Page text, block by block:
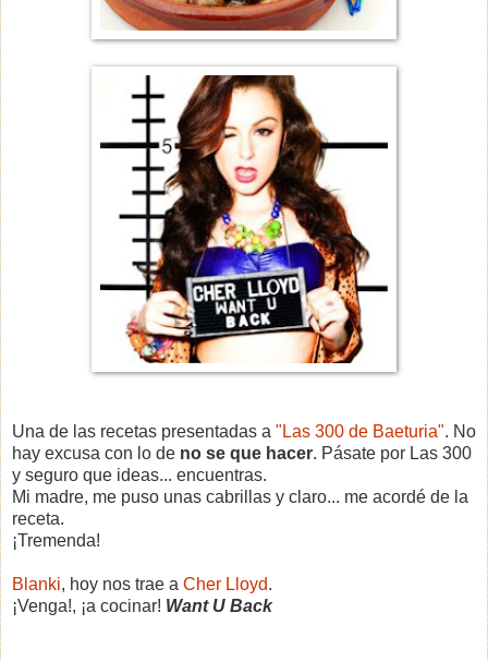
Una de las recetas presentadas a "Las 300 de Baeturia". No
hay excusa con lo de no se que hacer. Pásate por Las 300
y seguro que ideas... encuentras.
Mi madre, me puso unas cabrillas y claro... me acordé de la
receta.
¡Tremenda!
Blanki, hoy nos trae a Cher Lloyd.
¡Venga!, ¡a cocinar! Want U Back